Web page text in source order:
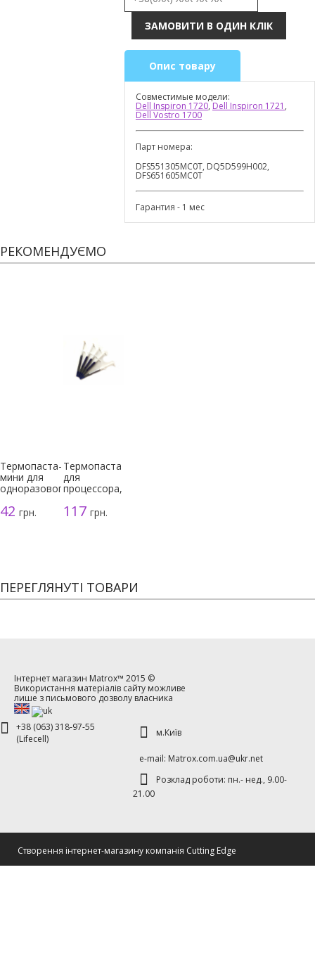
Опис товару
Совместимые модели:
Dell Inspiron 1720, Dell Inspiron 1721 ,
Dell Vostro 1700
Парт номера:
DFS551305MC0T, DQ5D599H002,
DFS651605MC0T
Гарантия - 1 мес
РЕКОМЕНДУЄМО
Термопаста-
мини для
одноразового
42 грн.
Термопаста
для
процессора,
117грн.
ПЕРЕГЛЯНУТІ ТОВАРИ
Інтернет магазин Matrox™ 2015 ©
Використання матеріалів сайту можливе
лише з письмового дозволу власника
+38 (063) 318-97-55
(Lifecell)
м.Київ
е-mаil: Matrox.com.ua@ukr.net
Розклад роботи: пн.- нед., 9.00-
21.00
Cтворення інтернет-магазину компанія Cutting Edge